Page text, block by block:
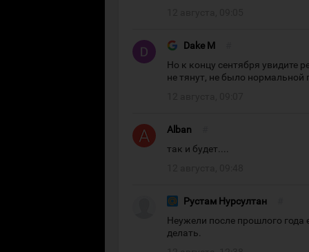
Dake M
Но к концу сентября увидите
не тянут, не было нормальной
Alban
так и будет....
Рустам Нурсултан
Неужели после прошлого
делать.